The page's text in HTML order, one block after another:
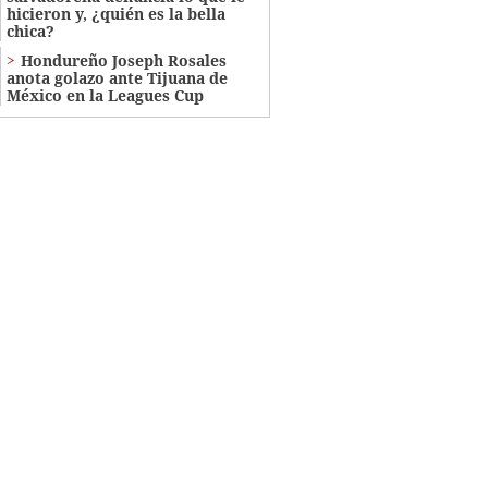
hicieron y, ¿quién es la bella
chica?
Hondureño Joseph Rosales
anota golazo ante Tijuana de
México en la Leagues Cup